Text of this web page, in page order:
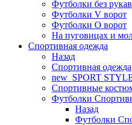
Футболки без
Футболки V ворот
Футболки O ворот
На пуговицах и
Спортивная одежда
Назад
Спортивная одежда
new_SPORT
Спортивные
Футболки
Назад
Футболки